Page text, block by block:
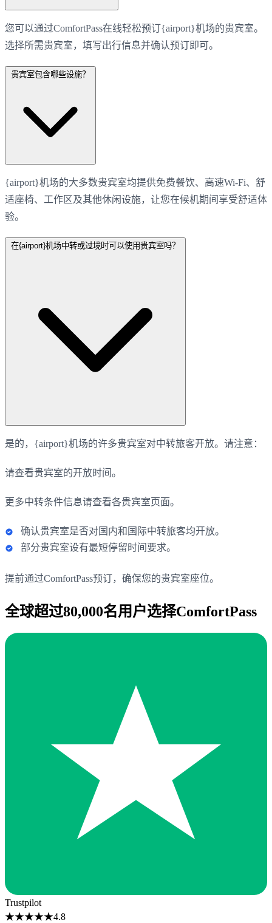
您可以通过ComfortPass在线轻松预订{airport}机场的贵宾室。
选择所需贵宾室，填写出行信息并确认预订即可。
贵宾室包含哪些设施？
{airport}机场的大多数贵宾室均提供免费餐饮、高速Wi-Fi、舒
适座椅、工作区及其他休闲设施，让您在候机期间享受舒适体
验。
在{airport}机场中转或过境时可以使用贵宾室吗？
是的，{airport}机场的许多贵宾室对中转旅客开放。请注意：
请查看贵宾室的开放时间。
更多中转条件信息请查看各贵宾室页面。
确认贵宾室是否对国内和国际中转旅客均开放。
部分贵宾室设有最短停留时间要求。
提前通过ComfortPass预订，确保您的贵宾室座位。
全球超过80,000名用户选择ComfortPass
Trustpilot
★★★★★4.8